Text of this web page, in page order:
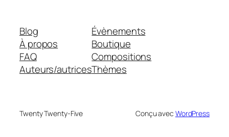
Blog
À propos
FAQ
Auteurs/autrices
Évènements
Boutique
Compositions
Thèmes
Twenty Twenty-Five Conçu avec WordPress